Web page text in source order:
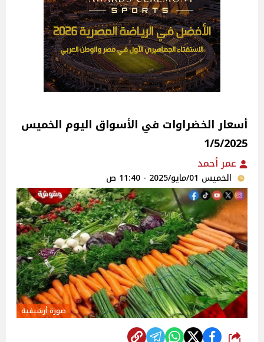
أسعار الخضراوات في الأسواق‎‎ اليوم الخميس
1/5/2025
عمر أحمد
الخميس 01/مايو/2025 - 11:40 ص
صورة أرشيفية